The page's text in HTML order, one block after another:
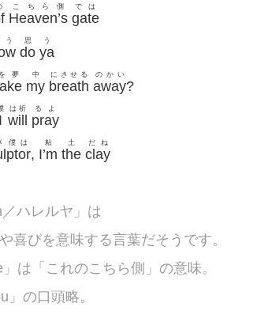
Heaven’s
こちら側
gate
では
う
do
思
ya
う
を夢
my
中
breath
にさせる
away
のかい
?
I will
は祈
pray
るよ
僕は
, I’m
粘
the
土
clay
だね
ハレルヤ」は
喜びを意味する言葉だそうです。
」は「これのこちら側」の意味。
」の口頭略。